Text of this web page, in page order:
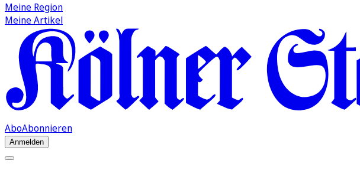
Meine Region
Meine Artikel
AboAbonnieren
Anmelden